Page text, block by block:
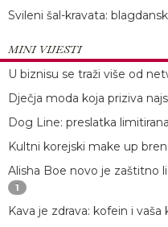
Svileni šal-kravata:
MINI VIJESTI
U biznisu se traži više od
Dječja moda koja priziva
Dog Line: preslatka
Kultni korejski make up
Alisha Boe novo je zaštitno
1
Kava je zdrava: kofein i vaša